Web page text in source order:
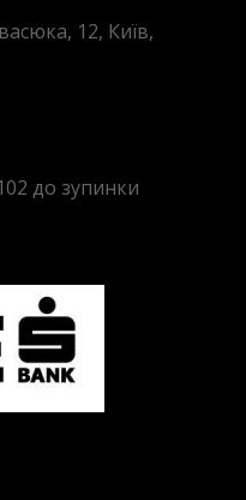
12, Київ,
до зупинки